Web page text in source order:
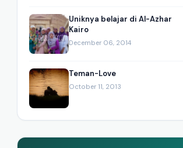
Uniknya belajar di Al-Azhar
Kairo
December 06, 2014
Teman-Love
October 11, 2013